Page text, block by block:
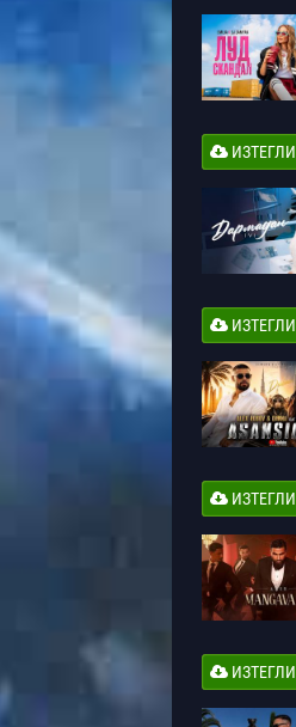
ИЗТЕГЛИ
ИЗТЕГЛИ
ИЗТЕГЛИ
ИЗТЕГЛИ